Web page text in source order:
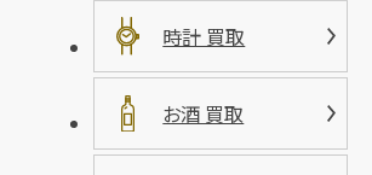
時計 買取
お酒 買取